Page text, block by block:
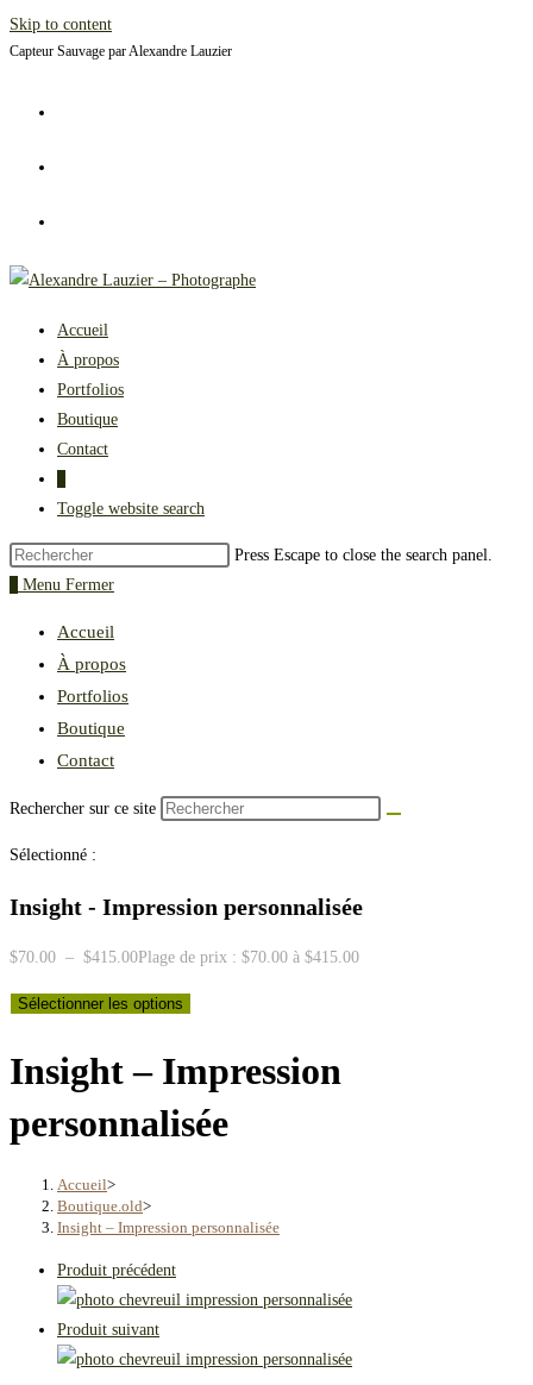
Skip to content
Capteur Sauvage par Alexandre Lauzier
Accueil
À propos
Portfolios
Boutique
Contact
Toggle website search
Press Escape to close the search panel.
Menu Fermer
Accueil
À propos
Portfolios
Boutique
Contact
Rechercher sur ce site
Sélectionné :
Insight - Impression personnalisée
$70.00 – $415.00Plage de prix : $70.00 à $415.00
Sélectionner les options
Insight – Impression
personnalisée
Accueil>
Boutique.old>
Insight – Impression personnalisée
Produit précédent
Produit suivant